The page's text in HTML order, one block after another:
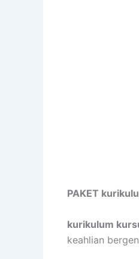
PAKET
kurikulum
keahlian